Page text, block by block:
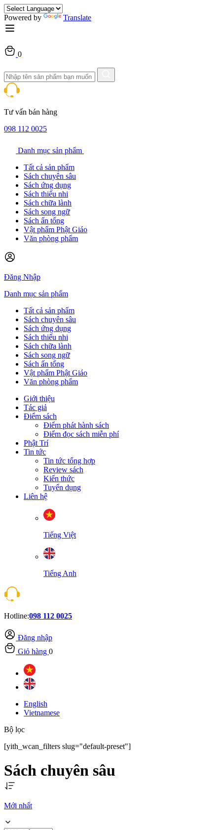
Powered by Translate
0
Tư vấn bán hàng
098 112 0025
Danh mục sản phẩm
Tất cả sản phẩm
Sách chuyên sâu
Sách ứng dụng
Sách thiếu nhi
Sách chữa lành
Sách song ngữ
Sách ấn tống
Vật phẩm Phật Giáo
Văn phòng phẩm
Đăng Nhập
Danh mục sản phẩm
Tất cả sản phẩm
Sách chuyên sâu
Sách ứng dụng
Sách thiếu nhi
Sách chữa lành
Sách song ngữ
Sách ấn tống
Vật phẩm Phật Giáo
Văn phòng phẩm
Giới thiệu
Tác giả
Điểm sách
Điểm phát hành sách
Điểm đọc sách miễn phí
Phật Trí
Tin tức
Tin tức tổng hợp
Review sách
Kiến thức
Tuyển dụng
Liên hệ
Tiếng Việt
Tiếng Anh
Hotline:098 112 0025
Đăng nhập
Giỏ hàng 0
English
Vietnamese
Bộ lọc
[yith_wcan_filters slug="default-preset"]
Sách chuyên sâu
Mới nhất